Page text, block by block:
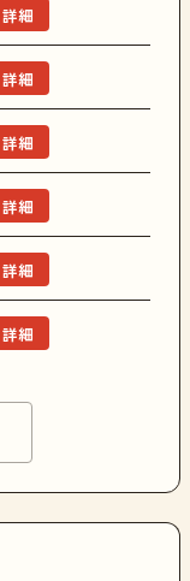
詳細
詳細
詳細
詳細
詳細
詳細